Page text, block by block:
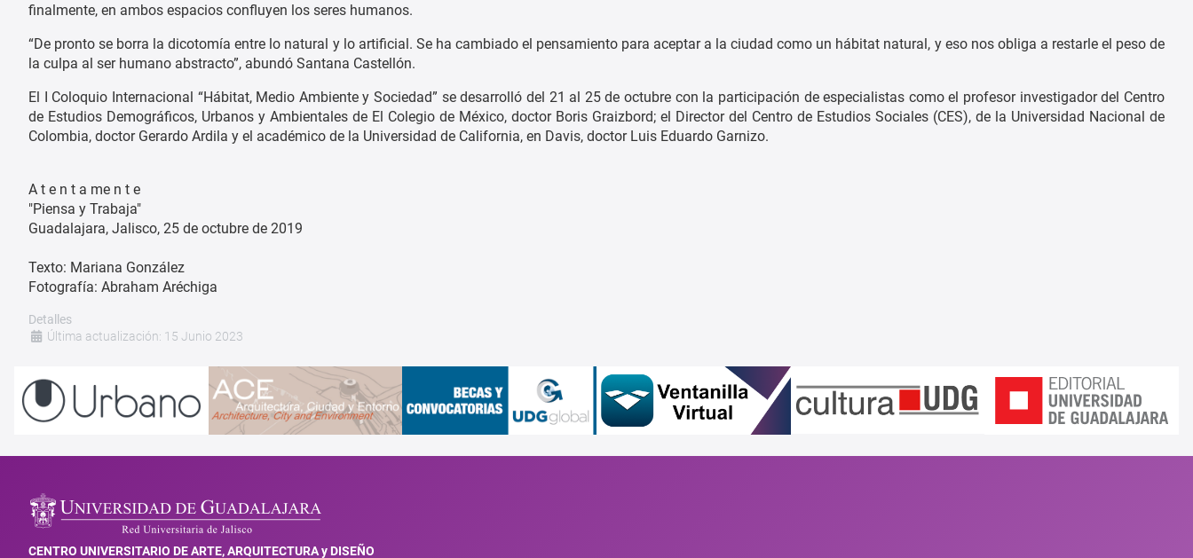
finalmente, en ambos espacios confluyen los seres humanos.
“De pronto se borra la dicotomía entre lo natural y lo artificial. Se ha cambiado el pensamiento para aceptar a la ciudad como un hábitat natural, y eso nos obliga a restarle el peso de
la culpa al ser humano abstracto”, abundó Santana Castellón.
El I Coloquio Internacional “Hábitat, Medio Ambiente y Sociedad” se desarrolló del 21 al 25 de octubre con la participación de especialistas como el profesor investigador del Centro
de Estudios Demográficos, Urbanos y Ambientales de El Colegio de México, doctor Boris Graizbord; el Director del Centro de Estudios Sociales (CES), de la Universidad Nacional de
Colombia, doctor Gerardo Ardila y el académico de la Universidad de California, en Davis, doctor Luis Eduardo Garnizo.
A t e n t a me n t e
"Piensa y Trabaja"
Guadalajara, Jalisco, 25 de octubre de 2019
Texto: Mariana González
Fotografía: Abraham Aréchiga
Detalles
Última actualización: 15 Junio 2023
CENTRO UNIVERSITARIO DE ARTE, ARQUITECTURA y DISEÑO